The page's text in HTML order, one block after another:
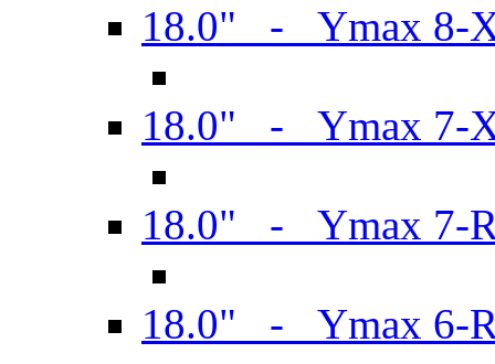
18.0" - Ymax 8-
18.0" - Ymax 7-
18.0" - Ymax 7-
18.0" - Ymax 6-